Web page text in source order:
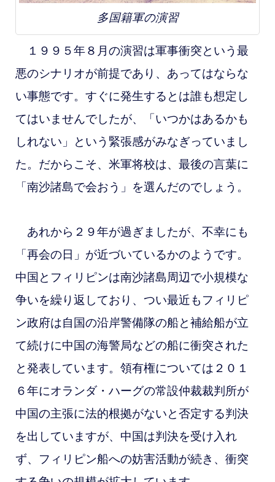
多国籍軍の演習
１９９５年８月の演習は軍事衝突という最
悪のシナリオが前提であり、あってはならな
い事態です。すぐに発生するとは誰も想定し
てはいませんでしたが、「いつかはあるかも
しれない」という緊張感がみなぎっていまし
た。だからこそ、米軍将校は、最後の言葉に
「南沙諸島で会おう」を選んだのでしょう。
あれから２９年が過ぎましたが、不幸にも
「再会の日」が近づいているかのようです。
中国とフィリピンは南沙諸島周辺で小規模な
争いを繰り返しており、つい最近もフィリピ
ン政府は自国の沿岸警備隊の船と補給船が立
て続けに中国の海警局などの船に衝突された
と発表しています。領有権については２０１
６年にオランダ・ハーグの常設仲裁裁判所が
中国の主張に法的根拠がないと否定する判決
を出していますが、中国は判決を受け入れ
ず、フィリピン船への妨害活動が続き、衝突